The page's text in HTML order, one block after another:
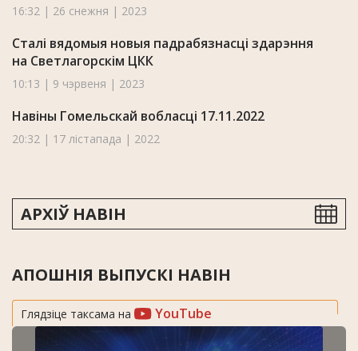
16:32 | 26 снежня | 2023
Сталі вядомыя новыя падрабязнасці здарэння
на Светлагорскім ЦКК
10:13 | 9 чэрвеня | 2023
Навіны Гомельскай вобласці 17.11.2022
20:32 | 17 лістапада | 2022
АРХІЎ НАВІН
АПОШНІЯ ВЫПУСКІ НАВІН
Глядзіце таксама на YouTube